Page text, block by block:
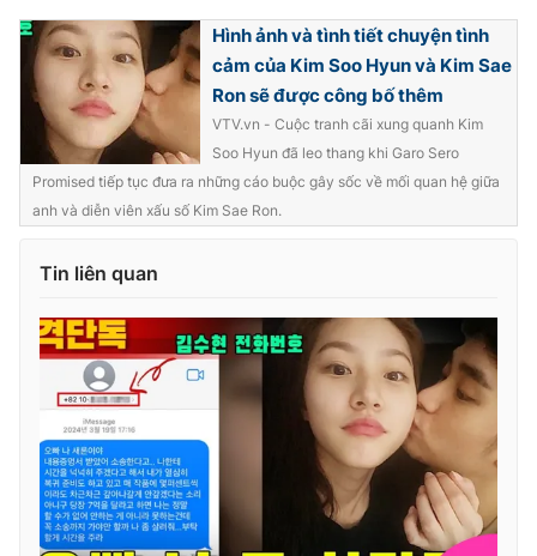
Hình ảnh và tình tiết chuyện tình
cảm của Kim Soo Hyun và Kim Sae
Ron sẽ được công bố thêm
VTV.vn - Cuộc tranh cãi xung quanh Kim
Soo Hyun đã leo thang khi Garo Sero
Promised tiếp tục đưa ra những cáo buộc gây sốc về mối quan hệ giữa
anh và diễn viên xấu số Kim Sae Ron.
Tin liên quan